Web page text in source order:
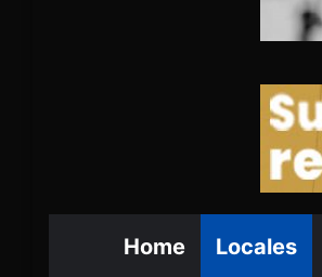
Home Locales